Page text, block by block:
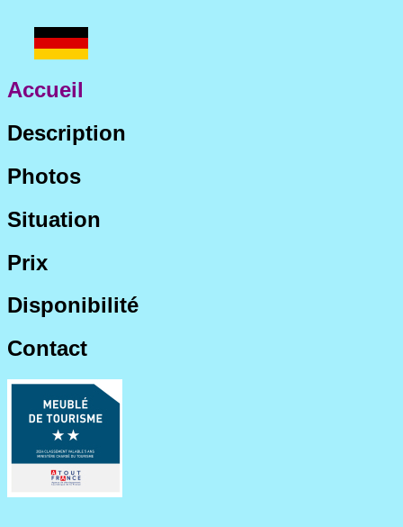
Accueil
Description
Photos
Situation
Prix
Disponibilité
Contact